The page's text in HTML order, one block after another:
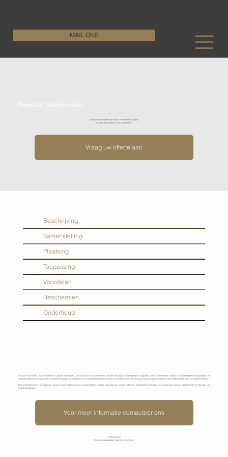
MAIL ONS
Ruwstort betonvloeren zijn robuust, functioneel en tijdloos.
Krachtig en duurzaam in zijn puurste vorm.
Vraag uw offerte aan
Beschrijving
Samenstelling
Plaatsing
Toepassing
Voordelen
Beschermen
Onderhoud
Ruwstort betonvloeren, ook wel bekend als gestorte betonvloeren, zijn robuuste en duurzame vloeren die direct ter plaatse worden gestort en afgewerkt. Deze vloeren vormen de basis voor uiteenlopende toepassingen, van
industriële gebouwen en magazijnen tot residentiële garages en werkplaatsen. Het belangrijkste kenmerk van een ruwstort betonvloer is de eenvoud in plaatsing, gecombineerd met een ongeëvenaarde sterkte en lange levensduur.
Bent u geïnteresseerd in het toepassen van een ruwstort betonvloer voor uw project? Neem vandaag nog contact op voor een vrijblijvend adviesgesprek. Ons team van experts staat klaar om u te begeleiden bij elke stap, van
ontwerp tot realisatie.
Voor meer informatie contacteer ons
KenDa Design
Kies voor hoogwaardige, duurzame betonvloeren.